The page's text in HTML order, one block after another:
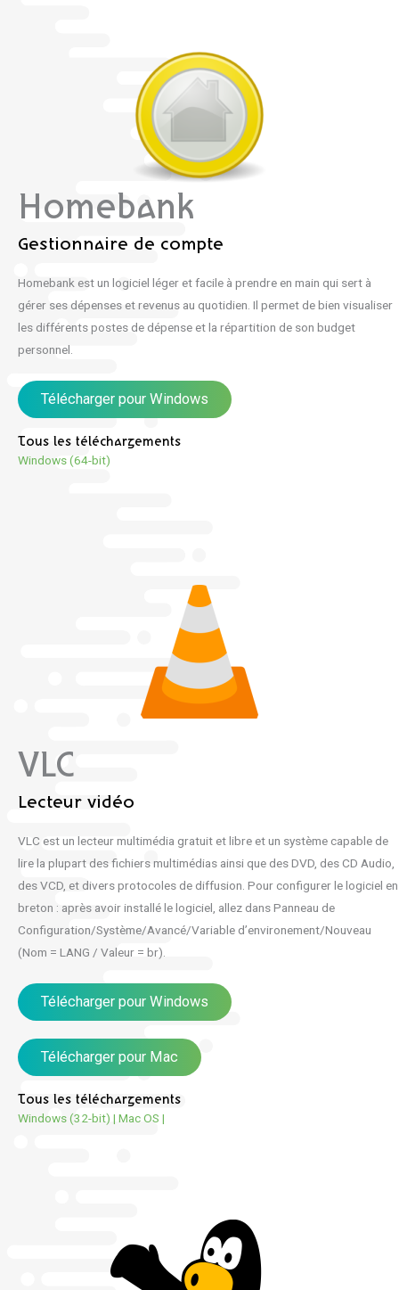
Homebank
Gestionnaire de compte
Homebank est un logiciel léger et facile à prendre en main qui sert à
gérer ses dépenses et revenus au quotidien. Il permet de bien visualiser
les différents postes de dépense et la répartition de son budget
personnel.
Télécharger pour Windows
Tous les téléchargements
Windows (64-bit)
VLC
Lecteur vidéo
VLC est un lecteur multimédia gratuit et libre et un système capable de
lire la plupart des fichiers multimédias ainsi que des DVD, des CD Audio,
des VCD, et divers protocoles de diffusion. Pour configurer le logiciel en
breton : après avoir installé le logiciel, allez dans Panneau de
Configuration/Système/Avancé/Variable d’environement/Nouveau
(Nom = LANG / Valeur = br).
Télécharger pour Windows
Télécharger pour Mac
Tous les téléchargements
Windows (32-bit) | Mac OS |